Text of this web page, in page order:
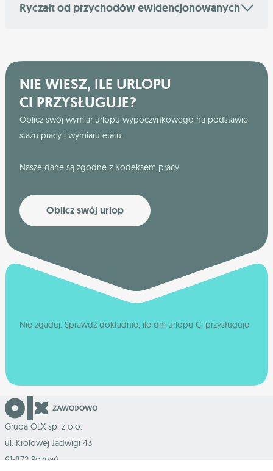
Ryczałt od przychodów ewidencjonowanych
NIE WIESZ, ILE URLOPU
CI PRZYSŁUGUJE?
Oblicz swój wymiar urlopu wypoczynkowego na podstawie
stażu pracy i wymiaru etatu.
Nasze dane są zgodne z Kodeksem pracy.
Oblicz swój urlop
Nie zgaduj. Sprawdź dokładnie, ile dni urlopu Ci przysługuje
Grupa OLX sp. z o.o.
ul. Królowej Jadwigi 43
61-872 Poznań